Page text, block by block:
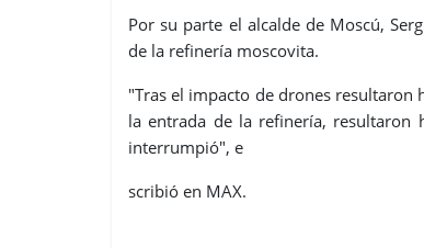
Por su parte el alcalde de Moscú,
de la refinería moscovita.
"Tras el impacto de drones resultaron
la entrada de la refinería, resultaron
interrumpió", e
scribió en MAX.